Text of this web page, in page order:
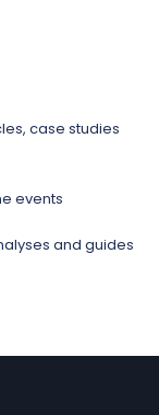
case studies
events
and guides